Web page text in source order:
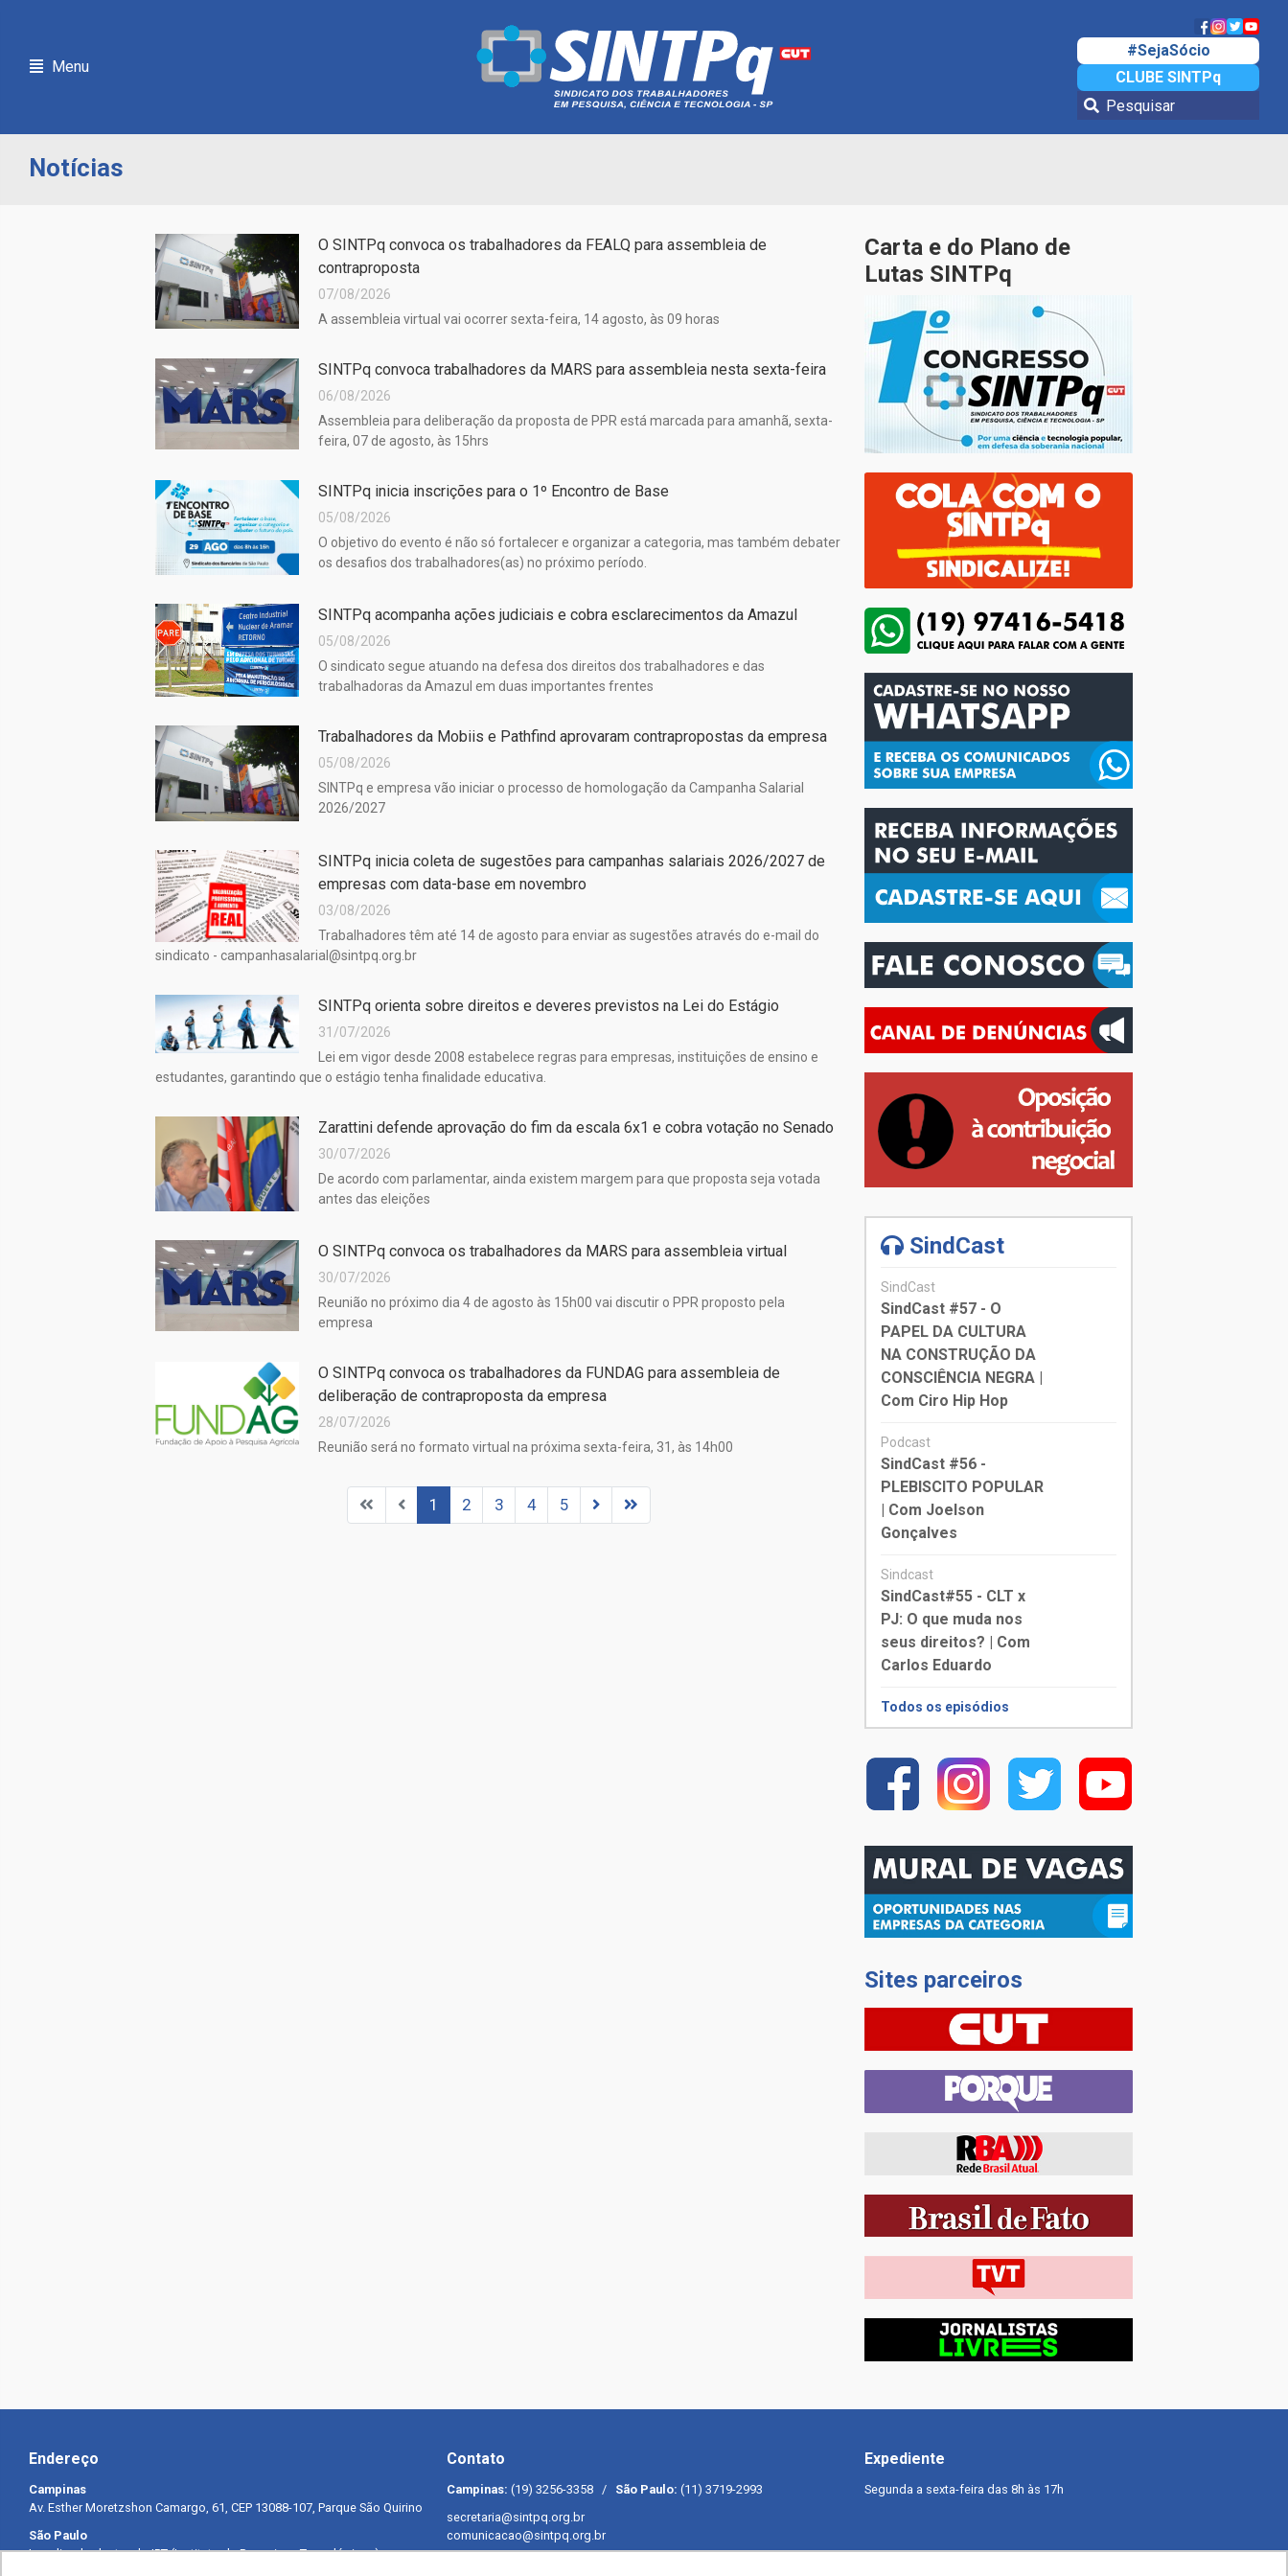
Menu
#SejaSócio
CLUBE SINTPq
Notícias
O SINTPq convoca os trabalhadores da FEALQ para assembleia de
contraproposta
07/08/2026
A assembleia virtual vai ocorrer sexta-feira, 14 agosto, às 09 horas
SINTPq convoca trabalhadores da MARS para assembleia nesta sexta-feira
06/08/2026
Assembleia para deliberação da proposta de PPR está marcada para amanhã, sexta-
feira, 07 de agosto, às 15hrs
SINTPq inicia inscrições para o 1º Encontro de Base
05/08/2026
O objetivo do evento é não só fortalecer e organizar a categoria, mas também debater
os desafios dos trabalhadores(as) no próximo período.
SINTPq acompanha ações judiciais e cobra esclarecimentos da Amazul
05/08/2026
O sindicato segue atuando na defesa dos direitos dos trabalhadores e das
trabalhadoras da Amazul em duas importantes frentes
Trabalhadores da Mobiis e Pathfind aprovaram contrapropostas da empresa
05/08/2026
SINTPq e empresa vão iniciar o processo de homologação da Campanha Salarial
2026/2027
SINTPq inicia coleta de sugestões para campanhas salariais 2026/2027 de
empresas com data-base em novembro
03/08/2026
Trabalhadores têm até 14 de agosto para enviar as sugestões através do e-mail do
sindicato - campanhasalarial@sintpq.org.br
SINTPq orienta sobre direitos e deveres previstos na Lei do Estágio
31/07/2026
Lei em vigor desde 2008 estabelece regras para empresas, instituições de ensino e
estudantes, garantindo que o estágio tenha finalidade educativa.
Zarattini defende aprovação do fim da escala 6x1 e cobra votação no Senado
30/07/2026
De acordo com parlamentar, ainda existem margem para que proposta seja votada
antes das eleições
O SINTPq convoca os trabalhadores da MARS para assembleia virtual
30/07/2026
Reunião no próximo dia 4 de agosto às 15h00 vai discutir o PPR proposto pela
empresa
O SINTPq convoca os trabalhadores da FUNDAG para assembleia de
deliberação de contraproposta da empresa
28/07/2026
Reunião será no formato virtual na próxima sexta-feira, 31, às 14h00
1 2 3 4 5
Carta e do Plano de
Lutas SINTPq
SindCast
SindCast
SindCast #57 - O
PAPEL DA CULTURA
NA CONSTRUÇÃO DA
CONSCIÊNCIA NEGRA |
Com Ciro Hip Hop
Podcast
SindCast #56 -
PLEBISCITO POPULAR
| Com Joelson
Gonçalves
Sindcast
SindCast#55 - CLT x
PJ: O que muda nos
seus direitos? | Com
Carlos Eduardo
Todos os episódios
Sites parceiros
Endereço
Campinas
Av. Esther Moretzshon Camargo, 61, CEP 13088-107, Parque São Quirino
São Paulo
Localizado dentro do IPT (Instituto de Pesquisas Tecnológicas) –
Contato
Campinas: (19) 3256-3358 / São Paulo: (11) 3719-2993
secretaria@sintpq.org.br
comunicacao@sintpq.org.br
Expediente
Segunda a sexta-feira das 8h às 17h